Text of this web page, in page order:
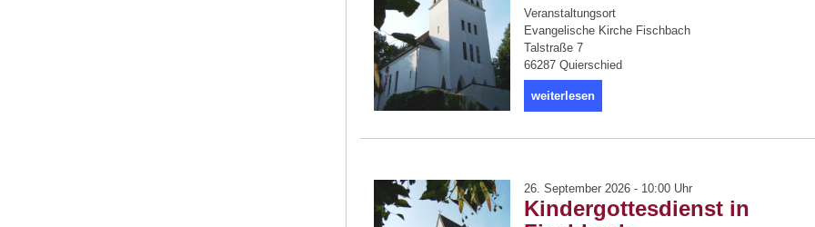
Veranstaltungsort
Evangelische Kirche Fischbach
Talstraße 7
66287 Quierschied
weiterlesen
26. September 2026 - 10:00 Uhr
Kindergottesdienst in